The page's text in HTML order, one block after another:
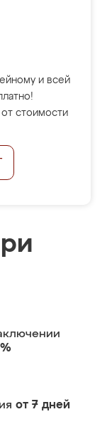
и всей
стоимости
от 7 дней